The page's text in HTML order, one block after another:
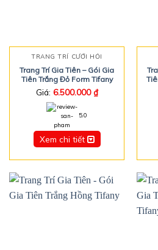
TRANG TRÍ CƯỚI HỎI
Trang Trí Gia Tiên – Gói Gia
Tiên Trắng Đỏ Form Tifany
Giá: 6.500.000₫
5.0
Xem chi tiết